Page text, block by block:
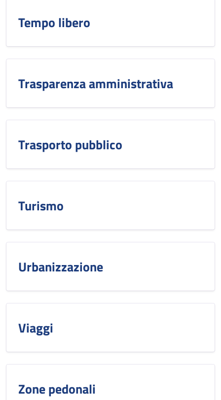
Tempo libero
Trasparenza amministrativa
Trasporto pubblico
Turismo
Urbanizzazione
Viaggi
Zone pedonali